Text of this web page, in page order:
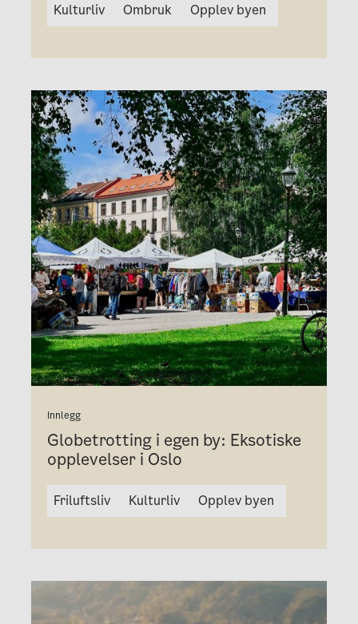
Kulturliv Ombruk Opplev byen
Innlegg
Globetrotting i egen by: Eksotiske
opplevelser i Oslo
Friluftsliv Kulturliv Opplev byen